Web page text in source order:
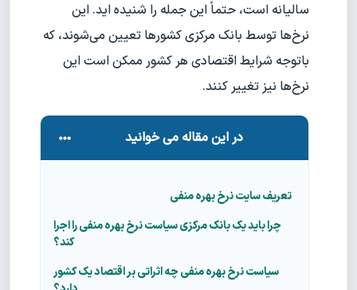
سالیانه است، حتماً این جمله را شنیده اید. این
نرخ‌ها توسط بانک مرکزی کشورها تعیین می‌شوند، که
باتوجه شرایط اقتصادی هر کشور ممکن است این
نرخ‌ها نیز تغییر کنند.
در این مقاله می خوانید
تعریف سایت نرخ بهره منفی
چرا باید یک بانک مرکزی سیاست نرخ بهره منفی را اجرا
کند؟
سیاست نرخ بهره منفی چه اثراتی بر اقتصاد یک کشور